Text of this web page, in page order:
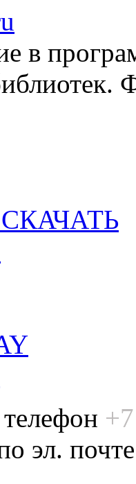
в
СКАЧАТЬ
эл.